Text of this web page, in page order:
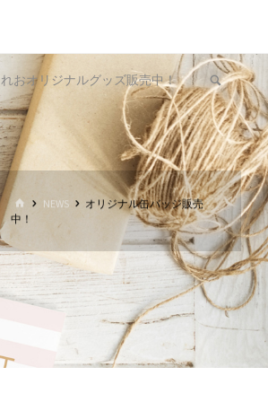
れおオリジナルグッズ販売中！
ホ
ー
NEWS
オリジナル缶バッジ販売
中！